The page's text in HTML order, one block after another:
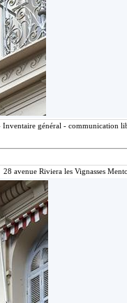
général - communication
avenue Riviera les Vignasses